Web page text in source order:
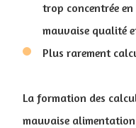
trop concentrée
mauvaise qualité
Plus rarement
La formation des
mauvaise